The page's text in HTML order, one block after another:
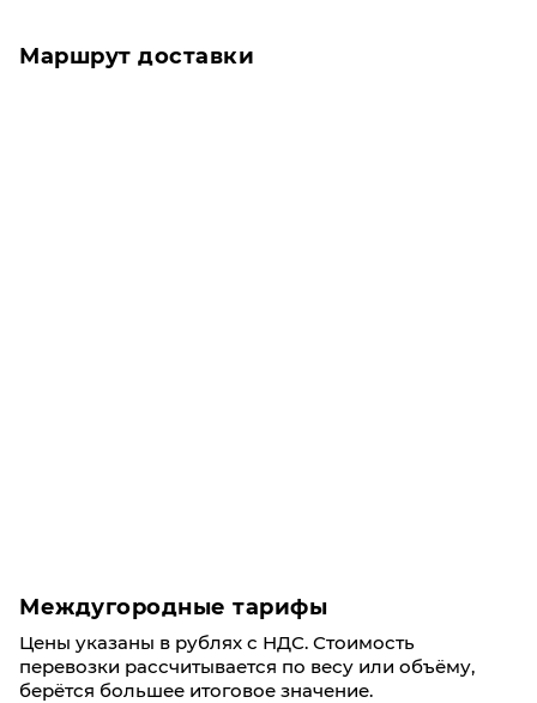
Маршрут доставки
Междугородные тарифы
Цены указаны в рублях с НДС. Стоимость
перевозки рассчитывается по весу или объёму,
берётся большее итоговое значение.